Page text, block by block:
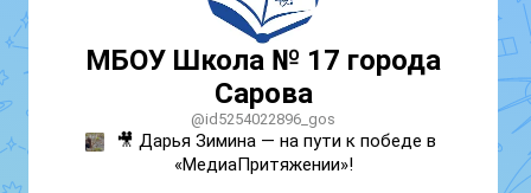
МБОУ Школа № 17 города
Сарова
@id5254022896_gos
🎥 Дарья Зимина — на пути к победе в
«МедиаПритяжении»!